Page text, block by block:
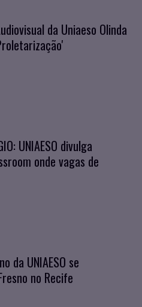
da Uniaeso Olinda
UNIAESO divulga
onde vagas de
da UNIAESO se
no Recife